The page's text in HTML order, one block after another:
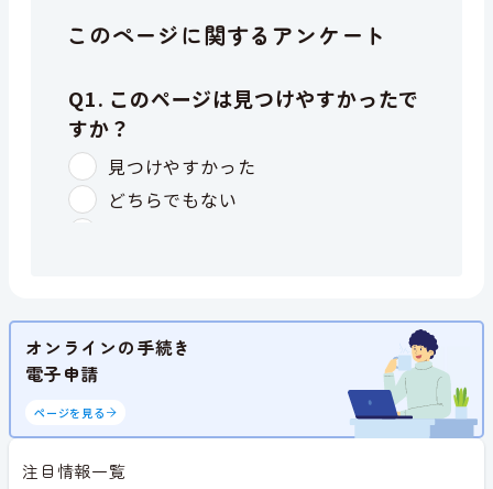
このページに関するアンケート
オンラインの手続き
電子申請
ページを見る
注目情報一覧